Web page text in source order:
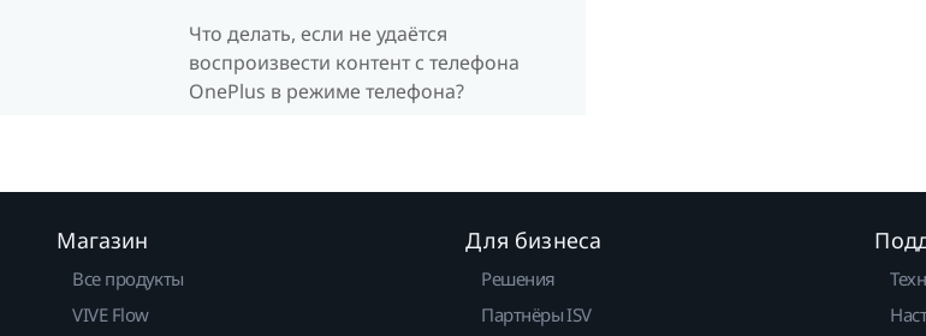
Что делать, если не удаётся
воспроизвести контент с телефона
OnePlus в режиме телефона?
Магазин
Все продукты
VIVE Flow
Для бизнеса
Решения
Партнёры ISV